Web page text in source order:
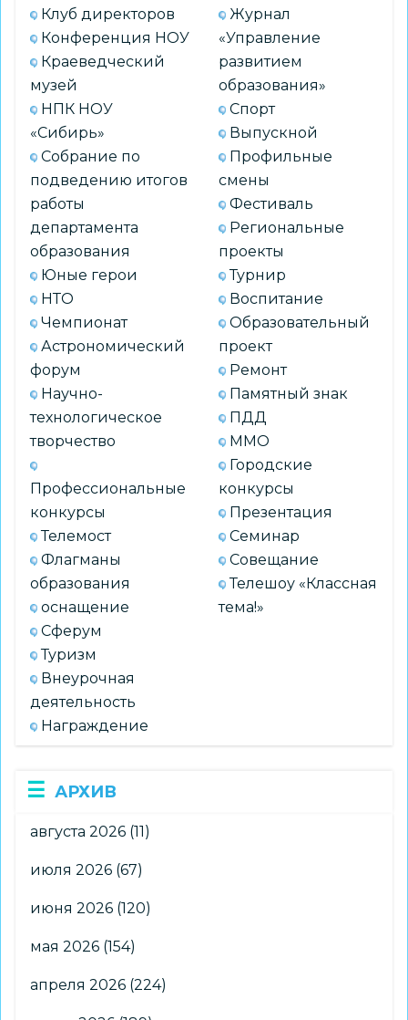
Клуб директоров
Конференция НОУ
Краеведческий
музей
НПК НОУ
«Сибирь»
Собрание по
подведению итогов
работы
департамента
образования
Юные герои
НТО
Чемпионат
Астрономический
форум
Научно-
технологическое
творчество
Профессиональные
конкурсы
Телемост
Флагманы
образования
оснащение
Сферум
Туризм
Внеурочная
деятельность
Награждение
Журнал
«Управление
развитием
образования»
Спорт
Выпускной
Профильные
смены
Фестиваль
Региональные
проекты
Турнир
Воспитание
Образовательный
проект
Ремонт
Памятный знак
ПДД
ММО
Городские
конкурсы
Презентация
Семинар
Совещание
Телешоу «Классная
тема!»
АРХИВ
августа 2026 (11)
июля 2026 (67)
июня 2026 (120)
мая 2026 (154)
апреля 2026 (224)